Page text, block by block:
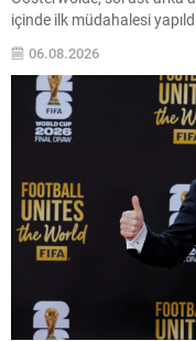
içinde ilk müdahalesi
yapılan sağlık kontrolleri
tarafından...
06.08.2026